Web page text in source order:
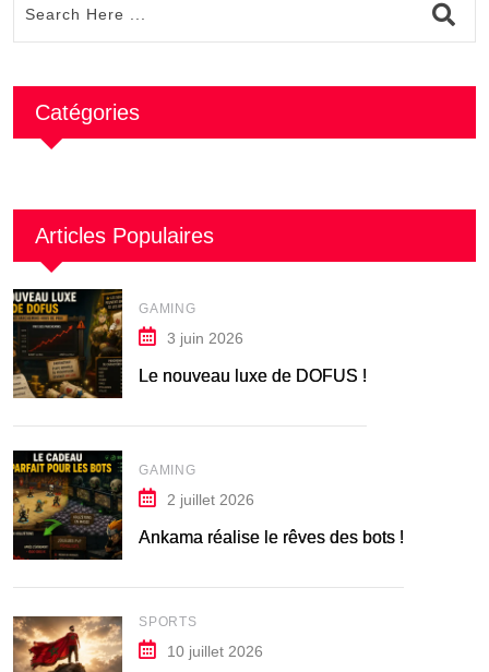
Catégories
Articles Populaires
GAMING
3 juin 2026
Le nouveau luxe de DOFUS !
GAMING
2 juillet 2026
Ankama réalise le rêves des bots !
SPORTS
10 juillet 2026